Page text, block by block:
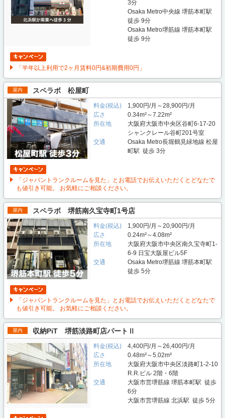
3分
Osaka Metro中央線 堺筋本町駅
徒歩 9分
Osaka Metro堺筋線 堺筋本町駅
徒歩 9分
「半年以上利用で2ヶ月賃料0円&初期費用0円」
屋内 スペラボ 松屋町
料金(税込)
1,900円/月～28,900円/月
広さ
0.34m²～7.22m²
所在地
大阪府大阪市中央区谷町6-17-20
シャンクレール谷町201号室
交通
Osaka Metro長堀鶴見緑地線 松屋
町駅 徒歩 3分
「ジャパントランクルームを見た」とお電話でお伝えいただくとどなたで
も値引き可能。 お気軽にご相談ください。
屋内 スペラボ 堺筋南久宝寺町1号店
料金(税込)
1,900円/月～20,900円/月
広さ
0.24m²～4.08m²
所在地
大阪府大阪市中央区南久宝寺町1-
6-9 日宝大阪屋ビル5F
交通
Osaka Metro堺筋線 堺筋本町駅
徒歩 5分
「ジャパントランクルームを見た」とお電話でお伝えいただくとどなたで
も値引き可能。 お気軽にご相談ください。
屋内 収納PiT 堺筋淡路町店パートⅡ
料金(税込)
4,400円/月～26,400円/月
広さ
0.48m²～5.02m²
所在地
大阪府大阪市中央区淡路町1-2-10
R.R.ビル 2階・6階
交通
大阪市営堺筋線 堺筋本町駅 徒歩
6分
大阪市営堺筋線 北浜駅 徒歩 5分